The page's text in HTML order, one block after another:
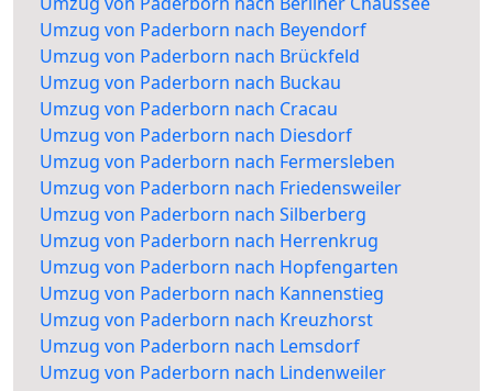
Umzug von Paderborn nach Beyendorf
Umzug von Paderborn nach Brückfeld
Umzug von Paderborn nach Buckau
Umzug von Paderborn nach Cracau
Umzug von Paderborn nach Diesdorf
Umzug von Paderborn nach Fermersleben
Umzug von Paderborn nach Friedensweiler
Umzug von Paderborn nach Silberberg
Umzug von Paderborn nach Herrenkrug
Umzug von Paderborn nach Hopfengarten
Umzug von Paderborn nach Kannenstieg
Umzug von Paderborn nach Kreuzhorst
Umzug von Paderborn nach Lemsdorf
Umzug von Paderborn nach Lindenweiler